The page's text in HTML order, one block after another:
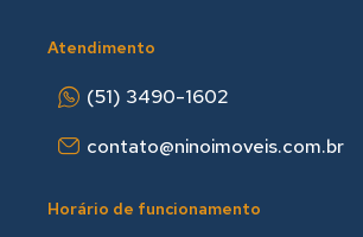
Atendimento
(51) 3490-1602
contato@ninoimoveis.com.br
Horário de funcionamento